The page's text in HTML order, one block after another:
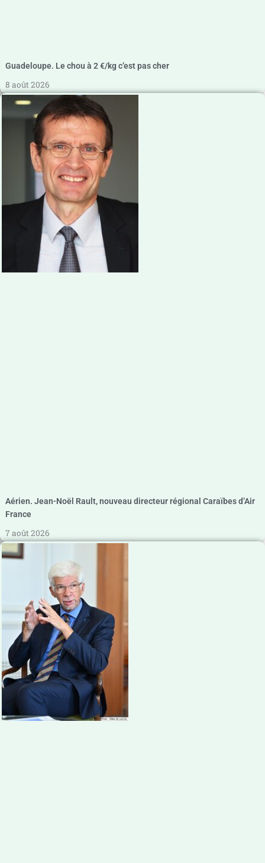
Guadeloupe. Le chou à 2 €/kg c’est pas cher
8 août 2026
Aérien. Jean-Noël Rault, nouveau directeur régional Caraïbes d’Air
France
7 août 2026